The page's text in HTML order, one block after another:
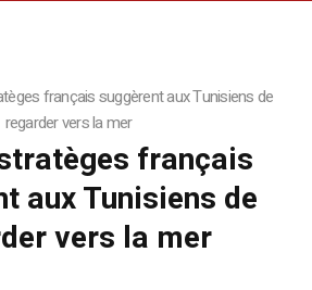
français suggèrent aux Tunisiens de
regarder vers la mer
français
aux Tunisiens de
vers la mer